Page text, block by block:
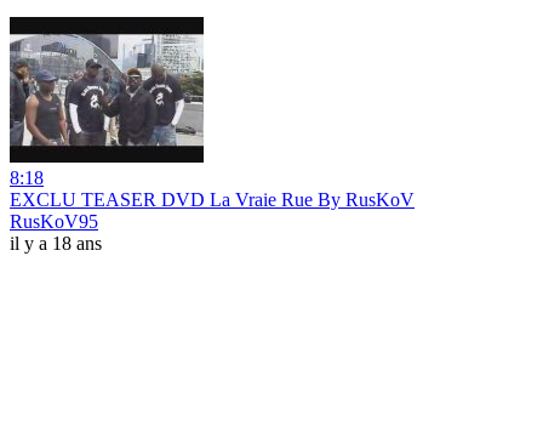
8:18
EXCLU TEASER DVD La Vraie Rue By RusKoV
RusKoV95
il y a 18 ans